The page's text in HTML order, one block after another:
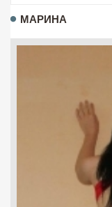
МАРИНА